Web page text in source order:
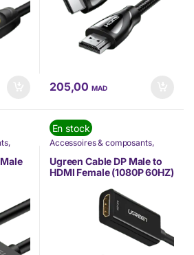
205,00MAD
,
,
En stock
Accessoires & composants,
Accessoires Mobilité
Informatique,Nos Marques ,
TÉLÉPHONIE,Ugreen
Ugreen Cable DP Male to
HDMI Female (1080P 60HZ)